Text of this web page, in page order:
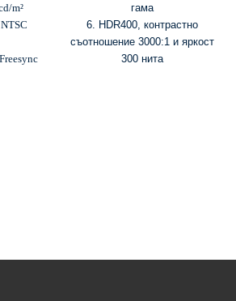
m²
гама
6. HDR400, контрастно
съотношение 3000:1 и яркост
300 нита